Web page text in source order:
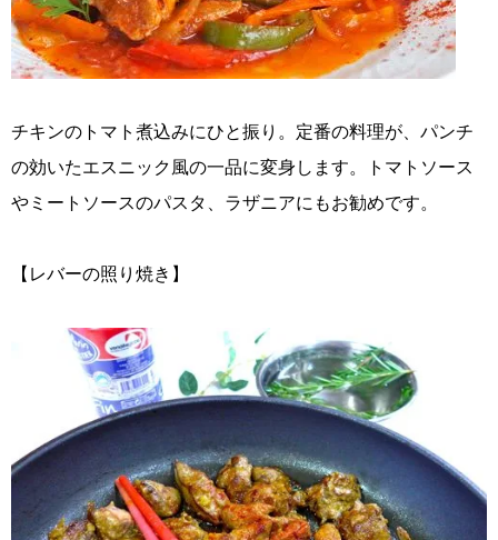
チキンのトマト煮込みにひと振り。定番の料理が、パンチ
の効いたエスニック風の一品に変身します。トマトソース
やミートソースのパスタ、ラザニアにもお勧めです。
【レバーの照り焼き】